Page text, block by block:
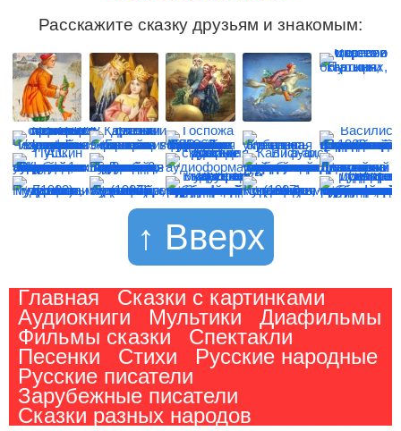
Расскажите сказку друзьям и знакомым:
↑ Вверх
Главная
Сказки с картинками
Аудиокниги
Мультики
Диафильмы
Фильмы сказки
Спектакли
Песенки
Стихи
Русские народные
Русские писатели
Зарубежные писатели
Сказки разных народов